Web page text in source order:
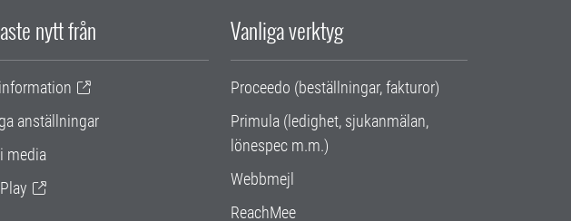
nytt från
anställningar
media
Vanliga verktyg
Proceedo (beställningar, fakturor)
Primula (ledighet, sjukanmälan,
lönespec m.m.)
Webbmejl
ReachMee